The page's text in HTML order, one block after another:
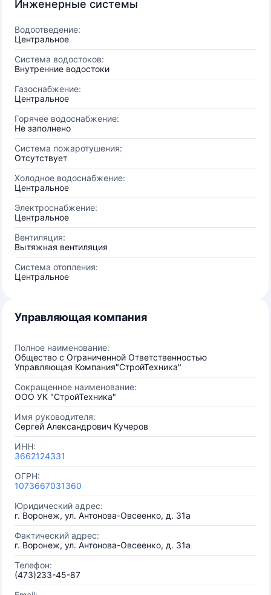
Инженерные системы
Водоотведение:
Центральное
Система водостоков:
Внутренние водостоки
Газоснабжение:
Центральное
Горячее водоснабжение:
Не заполнено
Система пожаротушения:
Отсутствует
Холодное водоснабжение:
Центральное
Электроснабжение:
Центральное
Вентиляция:
Вытяжная вентиляция
Система отопления:
Центральное
Управляющая компания
Полное наименование:
Общество с Ограниченной Ответственностью
Управляющая Компания"СтройТехника"
Сокращенное наименование:
ООО УК "СтройТехника"
Имя руководителя:
Сергей Александрович Кучеров
ИНН:
3662124331
ОГРН:
1073667031360
Юридический адрес:
г. Воронеж, ул. Антонова-Овсеенко, д. 31а
Фактический адрес:
г. Воронеж, ул. Антонова-Овсеенко, д. 31а
Телефон:
(473)233-45-87